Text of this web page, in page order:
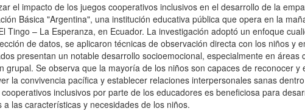
el impacto de los juegos cooperativos inclusivos en el desarrollo de la
Básica "Argentina", una institución educativa pública que opera en la
Tingo – La Esperanza, en Ecuador. La investigación adoptó un enfoque
de datos, se aplicaron técnicas de observación directa con los niños y
presentan un notable desarrollo socioemocional, especialmente en áreas
grupal. Se observa que la mayoría de los niños son capaces de reconocer
la convivencia pacífica y establecer relaciones interpersonales sanas
inclusivos por parte de los educadores es beneficiosa para
las características y necesidades de los niños.